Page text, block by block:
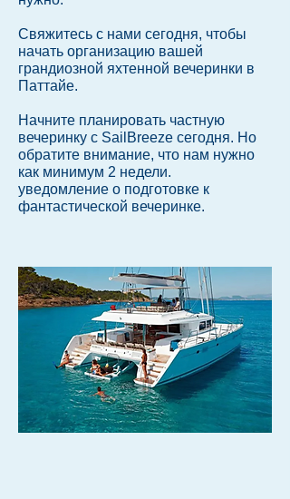
Свяжитесь с нами сегодня, чтобы
начать организацию вашей
грандиозной яхтенной вечеринки в
Паттайе.
Начните планировать частную
вечеринку с SailBreeze сегодня. Но
обратите внимание, что нам нужно
как минимум 2 недели.
уведомление о подготовке к
фантастической вечеринке.